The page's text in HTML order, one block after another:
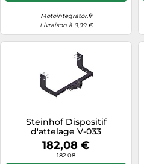
Motointegrator.fr
Livraison à 9,99 €
Steinhof Dispositif
d'attelage V-033
182,08 €
182.08